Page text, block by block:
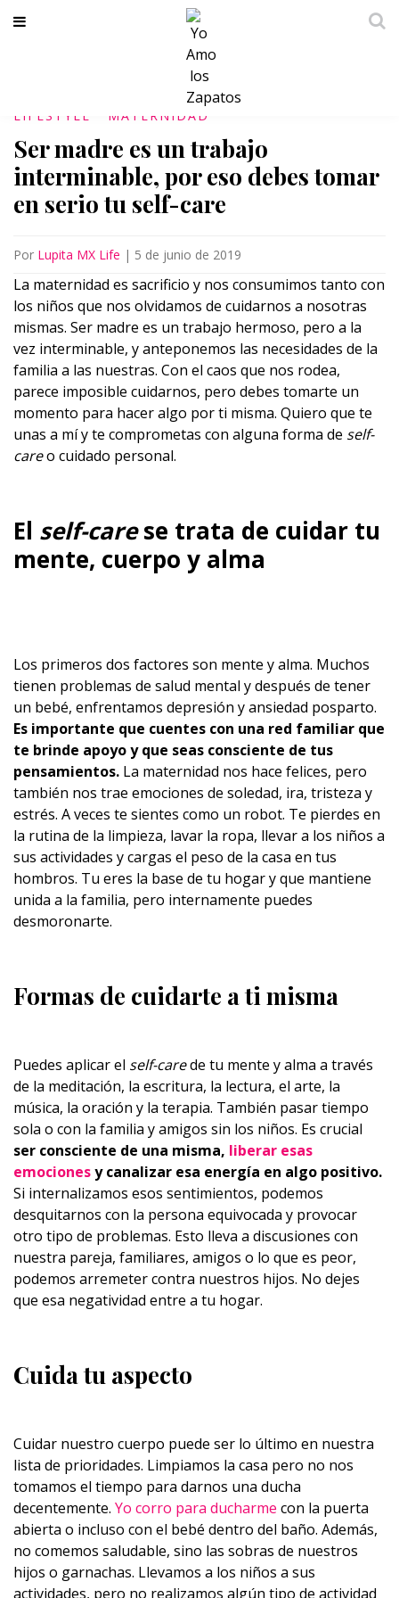
LIFESTYLE MATERNIDAD
Ser madre es un trabajo
interminable, por eso debes tomar
en serio tu self-care
Por Lupita MX Life | 5 de junio de 2019
La maternidad es sacrificio y nos consumimos tanto con
los niños que nos olvidamos de cuidarnos a nosotras
mismas. Ser madre es un trabajo hermoso, pero a la
vez interminable, y anteponemos las necesidades de la
familia a las nuestras. Con el caos que nos rodea,
parece imposible cuidarnos, pero debes tomarte un
momento para hacer algo por ti misma. Quiero que te
unas a mí y te comprometas con alguna forma de self-
careo cuidado personal.
El self-carese trata de cuidar tu
mente, cuerpo y alma
Los primeros dos factores son mente y alma. Muchos
tienen problemas de salud mental y después de tener
un bebé, enfrentamos depresión y ansiedad posparto.
Es importante que cuentes con una red familiar que
te brinde apoyo y que seas consciente de tus
pensamientos. La maternidad nos hace felices, pero
también nos trae emociones de soledad, ira, tristeza y
estrés. A veces te sientes como un robot. Te pierdes en
la rutina de la limpieza, lavar la ropa, llevar a los niños a
sus actividades y cargas el peso de la casa en tus
hombros. Tu eres la base de tu hogar y que mantiene
unida a la familia, pero internamente puedes
desmoronarte.
Formas de cuidarte a ti misma
Puedes aplicar el self-carede tu mente y alma a través
de la meditación, la escritura, la lectura, el arte, la
música, la oración y la terapia. También pasar tiempo
sola o con la familia y amigos sin los niños. Es crucial
ser consciente de una misma, liberar esas
emocionesy canalizar esa energía en algo positivo.
Si internalizamos esos sentimientos, podemos
desquitarnos con la persona equivocada y provocar
otro tipo de problemas. Esto lleva a discusiones con
nuestra pareja, familiares, amigos o lo que es peor,
podemos arremeter contra nuestros hijos. No dejes
que esa negatividad entre a tu hogar.
Cuida tu aspecto
Cuidar nuestro cuerpo puede ser lo último en nuestra
lista de prioridades. Limpiamos la casa pero no nos
tomamos el tiempo para darnos una ducha
decentemente. Yo corro para ducharme con la puerta
abierta o incluso con el bebé dentro del baño. Además,
no comemos saludable, sino las sobras de nuestros
hijos o garnachas. Llevamos a los niños a sus
actividades, pero no realizamos algún tipo de actividad